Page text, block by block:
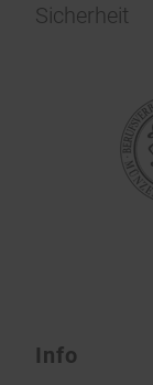
Sicherheit
Info